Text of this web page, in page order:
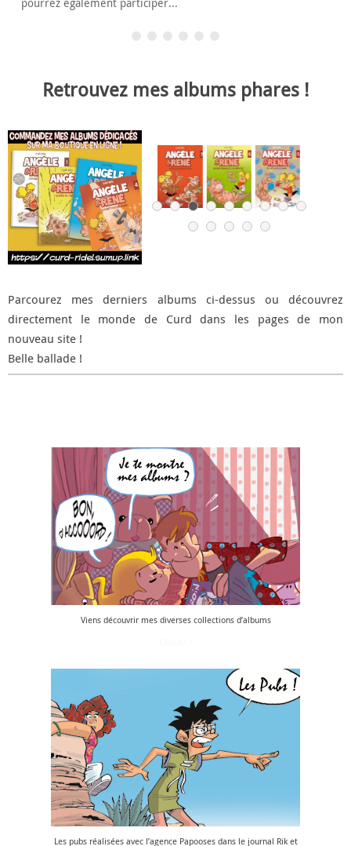
pourrez également participer...
Retrouvez mes albums phares !
Parcourez mes derniers albums ci-dessus ou découvrez
directement le monde de Curd dans les pages de mon
nouveau site !
Belle ballade !
Viens découvrir mes diverses collections d’albums
Les pubs réalisées avec l’agence Papooses dans le journal Rik et